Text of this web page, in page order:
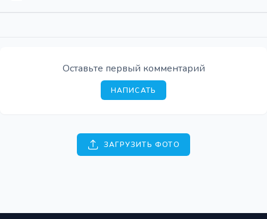
Оставьте первый комментарий
НАПИСАТЬ
ЗАГРУЗИТЬ ФОТО